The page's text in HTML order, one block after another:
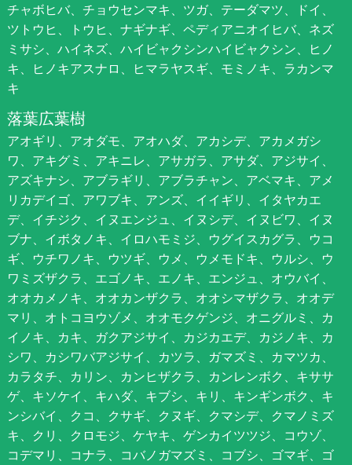
チャボヒバ、チョウセンマキ、ツガ、テーダマツ、ドイ、
ツトウヒ、トウヒ、ナギナギ、ペディアニオイヒバ、ネズ
ミサシ、ハイネズ、ハイビャクシンハイビャクシン、ヒノ
キ、ヒノキアスナロ、ヒマラヤスギ、モミノキ、ラカンマ
キ
落葉広葉樹
アオギリ、アオダモ、アオハダ、アカシデ、アカメガシ
ワ、アキグミ、アキニレ、アサガラ、アサダ、アジサイ、
アズキナシ、アブラギリ、アブラチャン、アベマキ、アメ
リカデイゴ、アワブキ、アンズ、イイギリ、イタヤカエ
デ、イチジク、イヌエンジュ、イヌシデ、イヌビワ、イヌ
ブナ、イボタノキ、イロハモミジ、ウグイスカグラ、ウコ
ギ、ウチワノキ、ウツギ、ウメ、ウメモドキ、ウルシ、ウ
ワミズザクラ、エゴノキ、エノキ、エンジュ、オウバイ、
オオカメノキ、オオカンザクラ、オオシマザクラ、オオデ
マリ、オトコヨウゾメ、オオモクゲンジ、オニグルミ、カ
イノキ、カキ、ガクアジサイ、カジカエデ、カジノキ、カ
シワ、カシワバアジサイ、カツラ、ガマズミ、カマツカ、
カラタチ、カリン、カンヒザクラ、カンレンボク、キササ
ゲ、キソケイ、キハダ、キブシ、キリ、キンギンボク、キ
ンシバイ、クコ、クサギ、クヌギ、クマシデ、クマノミズ
キ、クリ、クロモジ、ケヤキ、ゲンカイツツジ、コウゾ、
コデマリ、コナラ、コバノガマズミ、コブシ、ゴマギ、ゴ